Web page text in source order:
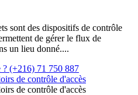
sont des dispositifs de contrôle
de gérer le flux de
un lieu donné....
? (+216) 71 750 887
de contrôle d'accès
de contrôle d'accès